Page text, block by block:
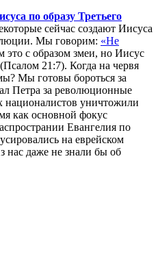
по образу Третьего
сейчас создают Иисуса
Мы говорим: «Не
это с образом змеи, но Иисус
21:7). Когда на червя
Мы готовы бороться за
Петра за революционные
националистов уничтожили
как основной фокус
Евангелия по
на еврейском
нас даже не знали бы об